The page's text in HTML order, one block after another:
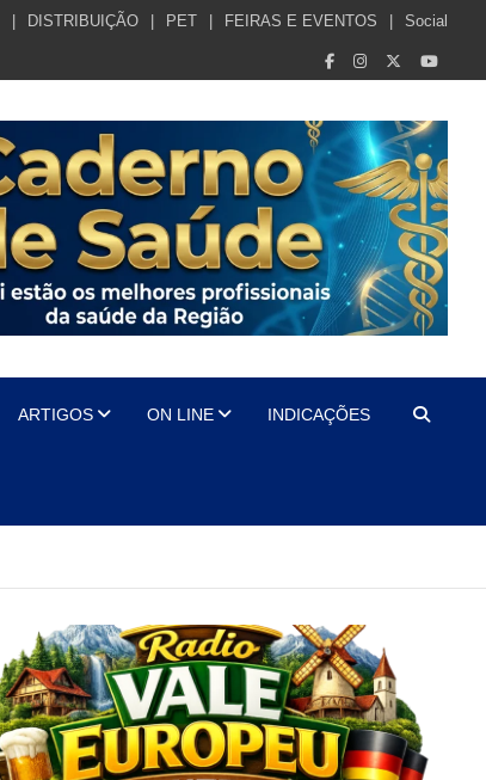
DISTRIBUIÇÃO PET FEIRAS E EVENTOS Social
ARTIGOS ON LINE INDICAÇÕES